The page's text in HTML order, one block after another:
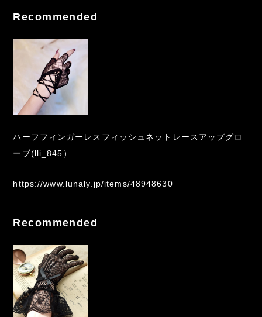
Recommended
ハーフフィンガーレスフィッシュネットレースアップグロ
ーブ(lli_845）
https://www.lunaly.jp/items/48948630
Recommended